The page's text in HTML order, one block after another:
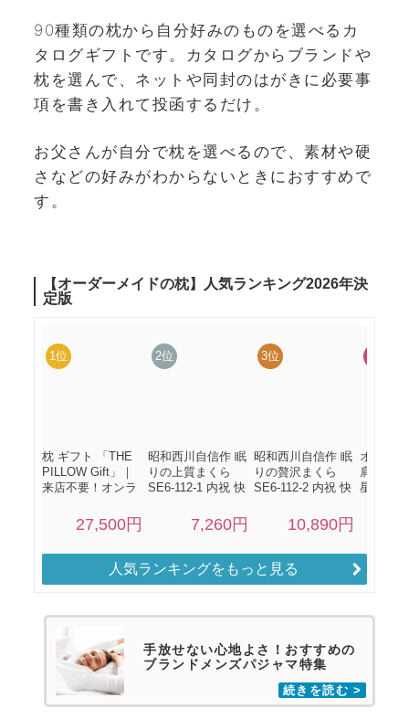
90種類の枕から自分好みのものを選べるカ
タログギフトです。カタログからブランドや
枕を選んで、ネットや同封のはがきに必要事
項を書き入れて投函するだけ。
お父さんが自分で枕を選べるので、素材や硬
さなどの好みがわからないときにおすすめで
す。
人気ランキングをもっと見る
手放せない心地よさ！おすすめの
ブランドメンズパジャマ特集